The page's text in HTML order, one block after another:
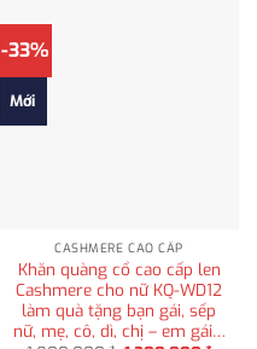
-33%
Mới
CASHMERE CAO CẤP
Khăn quàng cổ cao cấp len
Cashmere cho nữ KQ-WD12
làm quà tặng bạn gái, sếp
nữ, mẹ, cô, dì, chị – em gái…